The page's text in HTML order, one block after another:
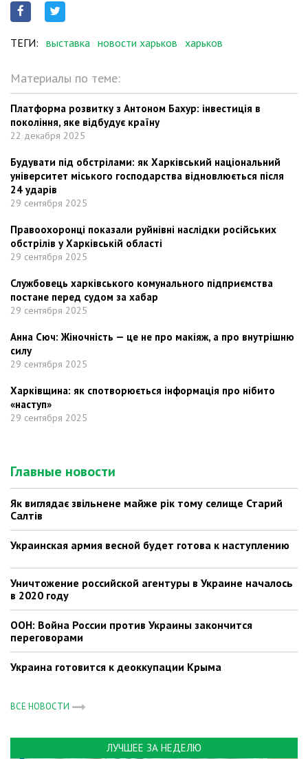
ТЕГИ: выставка новости харьков харьков
Материалы по теме:
Платформа розвитку з Антоном Бахур: інвестиція в
покоління, яке відбудує країну
22 декабря 2025
Будувати під обстрілами: як Харківський національний
університет міського господарства відновлюється після
24 ударів
29 сентября 2025
Правоохоронці показали руйнівні наслідки російських
обстрілів у Харківській області
29 сентября 2025
Службовець харківського комунального підприємства
постане перед судом за хабар
29 сентября 2025
Анна Сюч: Жіночність — це не про макіяж, а про внутрішню
силу
29 сентября 2025
Харківщина: як спотворюється інформація про нібито
«наступ»
29 сентября 2025
Главные новости
Як виглядає звільнене майже рік тому селище Старий
Салтів
Украинская армия весной будет готова к наступлению
Уничтожение российской агентуры в Украине началось
в 2020 году
ООН: Война России против Украины закончится
переговорами
Украина готовится к деоккупации Крыма
ВСЕ НОВОСТИ
ЛУЧШЕЕ ЗА НЕДЕЛЮ